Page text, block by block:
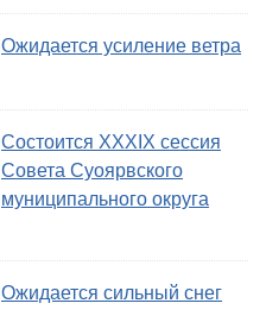
Ожидается усиление ветра
Cостоится XXXIX сессия
Совета Суоярвского
муниципального округа
Ожидается сильный снег